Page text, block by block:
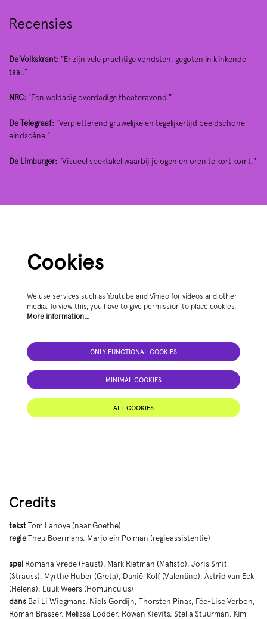
Recensies
De Volkskrant: "Er zijn vele prachtige vondsten, gegoten in klinkende
taal."
NRC: "Een weldadig overdadige theateravond."
De Telegraaf: "Verpletterend gruwelijke en tegelijkertijd beeldschone
eindscène."
De Limburger: "Visueel spektakel waarbij je ogen en oren te kort komt."
Cookies
We use services such as Youtube and Vimeo for videos and other
media. To view this, you have to give permission to place cookies.
More information…
ONLY FUNCTIONAL COOKIES
MINIMAL COOKIES
ALL COOKIES
Credits
tekst Tom Lanoye (naar Goethe)
regie Theu Boermans, Marjolein Polman (regieassistentie)
spel Romana Vrede (Faust), Mark Rietman (Mafisto), Joris Smit
(Strauss), Myrthe Huber (Greta), Daniël Kolf (Valentino), Astrid van Eck
(Helena), Luuk Weers (Homunculus)
dans Bai Li Wiegmans, Niels Gordijn, Thorsten Pinas, Fée-Lise Verbon,
Roman Brasser, Melissa Lodder, Rowan Kievits, Stella Stuurman, Kim